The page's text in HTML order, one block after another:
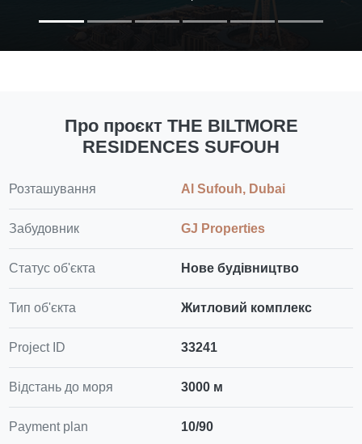
Про проєкт THE BILTMORE
RESIDENCES SUFOUH
Розташування Al Sufouh, Dubai
Забудовник GJ Properties
Статус об'єкта Нове будівництво
Тип об'єкта Житловий комплекс
Project ID 33241
Відстань до моря 3000 м
Payment plan 10/90